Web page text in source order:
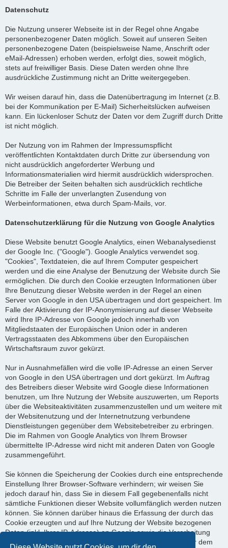
Datenschutz
Die Nutzung unserer Webseite ist in der Regel ohne Angabe
personenbezogener Daten möglich. Soweit auf unseren Seiten
personenbezogene Daten (beispielsweise Name, Anschrift oder
eMail-Adressen) erhoben werden, erfolgt dies, soweit möglich,
stets auf freiwilliger Basis. Diese Daten werden ohne Ihre
ausdrückliche Zustimmung nicht an Dritte weitergegeben.
Wir weisen darauf hin, dass die Datenübertragung im Internet (z.B.
bei der Kommunikation per E-Mail) Sicherheitslücken aufweisen
kann. Ein lückenloser Schutz der Daten vor dem Zugriff durch Dritte
ist nicht möglich.
Der Nutzung von im Rahmen der Impressumspflicht
veröffentlichten Kontaktdaten durch Dritte zur übersendung von
nicht ausdrücklich angeforderter Werbung und
Informationsmaterialien wird hiermit ausdrücklich widersprochen.
Die Betreiber der Seiten behalten sich ausdrücklich rechtliche
Schritte im Falle der unverlangten Zusendung von
Werbeinformationen, etwa durch Spam-Mails, vor.
Datenschutzerklärung für die Nutzung von Google Analytics
Diese Website benutzt Google Analytics, einen Webanalysedienst
der Google Inc. ("Google"). Google Analytics verwendet sog.
"Cookies", Textdateien, die auf Ihrem Computer gespeichert
werden und die eine Analyse der Benutzung der Website durch Sie
ermöglichen. Die durch den Cookie erzeugten Informationen über
Ihre Benutzung dieser Website werden in der Regel an einen
Server von Google in den USA übertragen und dort gespeichert. Im
Falle der Aktivierung der IP-Anonymisierung auf dieser Webseite
wird Ihre IP-Adresse von Google jedoch innerhalb von
Mitgliedstaaten der Europäischen Union oder in anderen
Vertragsstaaten des Abkommens über den Europäischen
Wirtschaftsraum zuvor gekürzt.
Nur in Ausnahmefällen wird die volle IP-Adresse an einen Server
von Google in den USA übertragen und dort gekürzt. Im Auftrag
des Betreibers dieser Website wird Google diese Informationen
benutzen, um Ihre Nutzung der Website auszuwerten, um Reports
über die Websiteaktivitäten zusammenzustellen und um weitere mit
der Websitenutzung und der Internetnutzung verbundene
Dienstleistungen gegenüber dem Websitebetreiber zu erbringen.
Die im Rahmen von Google Analytics von Ihrem Browser
übermittelte IP-Adresse wird nicht mit anderen Daten von Google
zusammengeführt.
Sie können die Speicherung der Cookies durch eine entsprechende
Einstellung Ihrer Browser-Software verhindern; wir weisen Sie
jedoch darauf hin, dass Sie in diesem Fall gegebenenfalls nicht
sämtliche Funktionen dieser Website vollumfänglich werden nutzen
können. Sie können darüber hinaus die Erfassung der durch das
Cookie erzeugten und auf Ihre Nutzung der Website bezogenen
Daten (inkl. Ihrer IP-Adresse) an Google sowie die Verarbeitung
dieser Daten durch Google verhindern, indem sie das unter dem